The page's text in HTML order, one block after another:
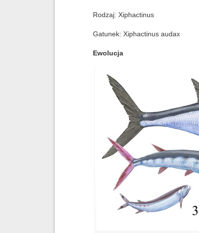
Rodzaj: Xiphactinus
Gatunek: Xiphactinus audax
Ewolucja